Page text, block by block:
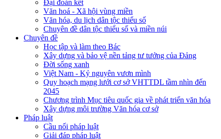
Đại đoàn kết
Văn hoá - Xã hội vùng miền
Văn hóa, du lịch dân tộc thiểu số
Chuyên đề dân tộc thiểu số và miền núi
Chuyên đề
Học tập và làm theo Bác
Xây dựng và bảo vệ nền tảng tư tưởng của Đảng
Đời sống xanh
Việt Nam - Kỷ nguyên vươn mình
Quy hoạch mạng lưới cơ sở VHTTDL tầm nhìn đến
2045
Chương trình Mục tiêu quốc gia về phát triển văn hóa
Xây dựng môi trường Văn hóa cơ sở
Pháp luật
Cầu nối pháp luật
Giải đáp pháp luật